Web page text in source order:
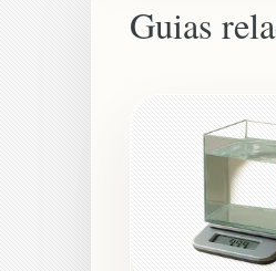
Guias